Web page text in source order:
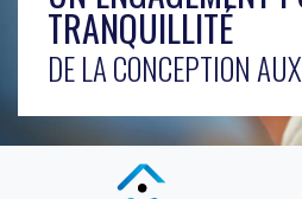
TRANQUILLITÉ
DE LA CONCEPTION